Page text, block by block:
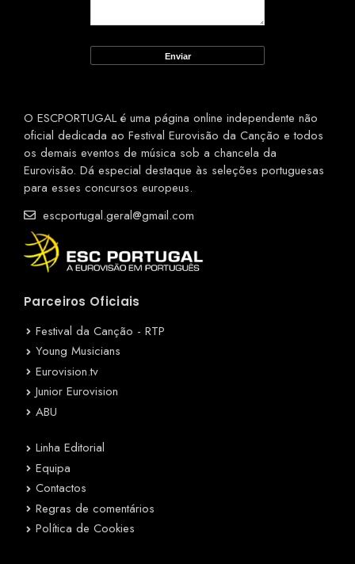
O ESCPORTUGAL é uma página online independente não
oficial dedicada ao Festival Eurovisão da Canção e todos
os demais eventos de música sob a chancela da
Eurovisão. Dá especial destaque às seleções portuguesas
para esses concursos europeus.
escportugal.geral@gmail.com
Parceiros Oficiais
Festival da Canção - RTP
Young Musicians
Eurovision.tv
Junior Eurovision
ABU
Linha Editorial
Equipa
Contactos
Regras de comentários
Política de Cookies